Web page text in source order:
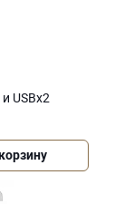
USBх2